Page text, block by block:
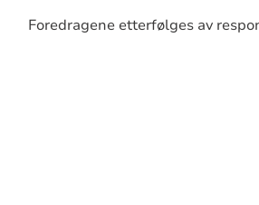
Foredragene etterfølges av